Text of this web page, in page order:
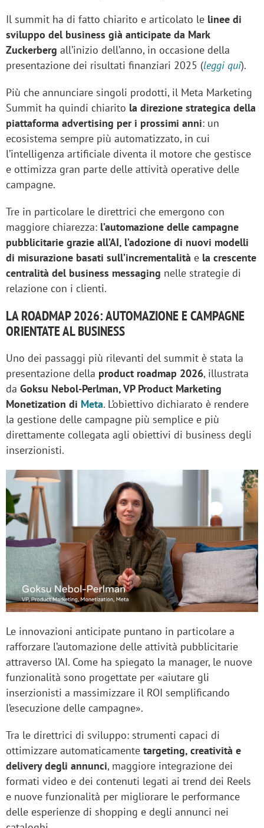
Il summit ha di fatto chiarito e articolato le linee di
sviluppo del business già anticipate da Mark
Zuckerberg all’inizio dell’anno, in occasione della
presentazione dei risultati finanziari 2025 (leggi qui).
Più che annunciare singoli prodotti, il Meta Marketing
Summit ha quindi chiarito la direzione strategica della
piattaforma advertising per i prossimi anni: un
ecosistema sempre più automatizzato, in cui
l’intelligenza artificiale diventa il motore che gestisce
e ottimizza gran parte delle attività operative delle
campagne.
Tre in particolare le direttrici che emergono con
maggiore chiarezza: l’automazione delle campagne
pubblicitarie grazie all’AI, l’adozione di nuovi modelli
di misurazione basati sull’incrementalità e la crescente
centralità del business messaging nelle strategie di
relazione con i clienti.
LA ROADMAP 2026: AUTOMAZIONE E CAMPAGNE
ORIENTATE AL BUSINESS
Uno dei passaggi più rilevanti del summit è stata la
presentazione della product roadmap 2026, illustrata
da Goksu Nebol-Perlman, VP Product Marketing
Monetization di Meta. L’obiettivo dichiarato è rendere
la gestione delle campagne più semplice e più
direttamente collegata agli obiettivi di business degli
inserzionisti.
Le innovazioni anticipate puntano in particolare a
rafforzare l’automazione delle attività pubblicitarie
attraverso l’AI. Come ha spiegato la manager, le nuove
funzionalità sono progettate per «aiutare gli
inserzionisti a massimizzare il ROI semplificando
l’esecuzione delle campagne».
Tra le direttrici di sviluppo: strumenti capaci di
ottimizzare automaticamente targeting, creatività e
delivery degli annunci, maggiore integrazione dei
formati video e dei contenuti legati ai trend dei Reels
e nuove funzionalità per migliorare le performance
delle esperienze di shopping e degli annunci nei